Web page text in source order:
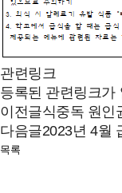
관련링크
등록된 관련링크가
이전글식중독 원인
다음글2023년 4월
목록